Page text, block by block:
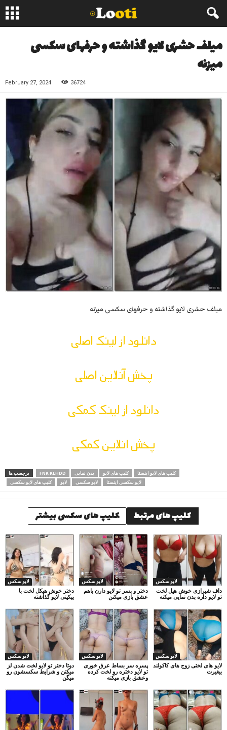
میلف حشری لایو گذاشته و حرفهای سکسی
میزنه
February 27, 2024 36724
میلف حشری لایو گذاشته و حرفهای سکسی میزنه
دانلود از لینک اصلی
پخش آنلاین اصلی
دانلود از لینک کمکی
پخش انلاین کمکی
برچسب ها FNK KLHDD بدن نمایی کلیپ های لایو
کلیپ های لایو اینستا
کلیپ های لایو سکسی
لایو لایو سکسی لایو سکسی اینستا
کلیپ های مرتبط کلیپ های سکسی بیشتر
لایو سکس
دختر خوش هیکل لخت با
بیکینی لایو گذاشته
لایو سکس
دختر و پسر تو لایو دارن باهم
عشق بازی میکنن
لایو سکس
داف شیرازی خوش هیل لخت
تو لایو داره بدن نمایی میکنه
لایو سکس
دوتا دختر تو لایو لخت شدن لز
میکنن و شرایط سکسشون رو
میگن
لایو سکس
پسره سر بساط عرق خوری
تو لایو دختره رو لخت کرده
وعشق بازی میکنه
لایو سکس
لایو های لختی زوج های کاکولند
بیغیرت